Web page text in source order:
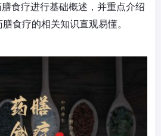
食疗进行基础概述，并重点介绍
食疗的相关知识直观易懂。